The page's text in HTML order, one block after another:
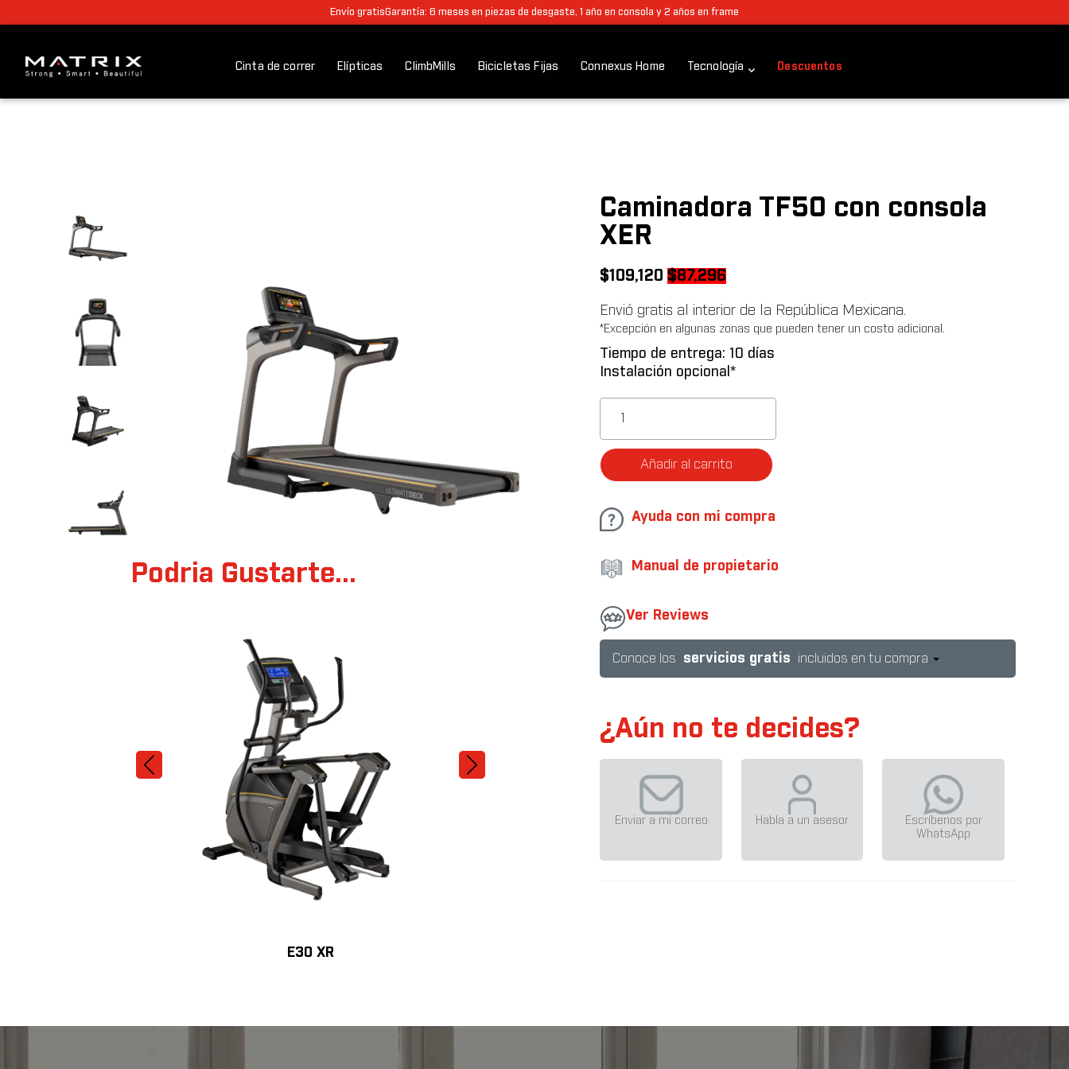
Envío gratisGarantía: 6 meses en piezas de desgaste, 1 año en consola y 2 años en frame
Cinta de correr Elípticas ClimbMills Bicicletas Fijas Connexus Home Tecnología Descuentos
Podria Gustarte...
E30 XR
Caminadora TF50 con consola
XER
$109,120 Original
was:
$109,120.
$87,296
is:
$87,296.
Envió gratis al interior de la República Mexicana.
*Excepción en algunas zonas que pueden tener un costo adicional.
Tiempo de entrega: 10 días
Instalación opcional*
TF50
con
consola
XER
Añadir al carrito
Ayuda con mi compra
Manual de propietario
Ver Reviews
Conoce los servicios gratis incluidos en tu compra
¿Aún no te decides?
Enviar a mi correo Habla a un asesor
Escríbenos por
WhatsApp